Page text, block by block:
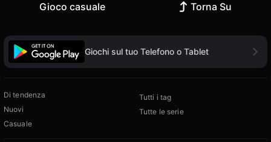
Gioco casuale Torna Su
Giochi sul tuo Telefono o Tablet
Di tendenza
Nuovi
Casuale
Tutti i tag
Tutte le serie